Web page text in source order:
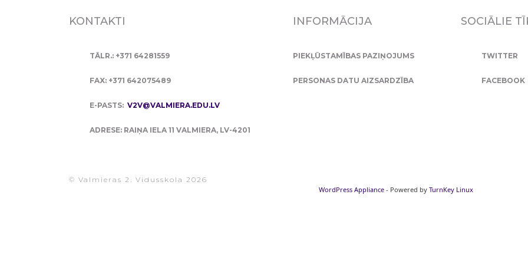
KONTAKTI
TĀLR.: +371 64281559
FAX: +371 642075489
E-PASTS: V2V@VALMIERA.EDU.LV
ADRESE: RAIŅA IELA 11 VALMIERA, LV-4201
INFORMĀCIJA
PIEKĻŪSTAMĪBAS PAZIŅOJUMS
PERSONAS DATU AIZSARDZĪBA
SOCIĀLIE
TWITTER
FACEBOOK
© Valmieras 2. Vidusskola 2026
WordPress Appliance - Powered by TurnKey Linux